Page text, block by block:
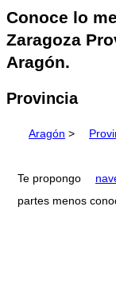
Conoce lo
Zaragoza
Aragón.
Provincia
Aragón >
Te propongo
partes menos